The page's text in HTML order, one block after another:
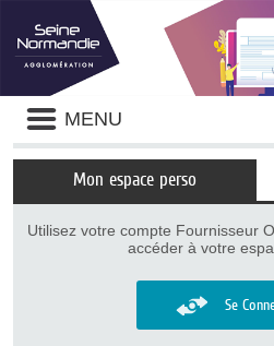
Liste
des
avertissements
MENU
Mon espace perso
Utilisez votre compte Fournisseur
accéder à votre
Se
Panneau de gestion des cookies